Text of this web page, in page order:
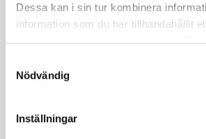
Dessa kan i sin tur kombinera
information som du har tillhandahållit
Nödvändig
Inställningar
Kontakta oss
Storlek : 129 cm
Mekanik : Lexov
Kvalitet : Begagnad /